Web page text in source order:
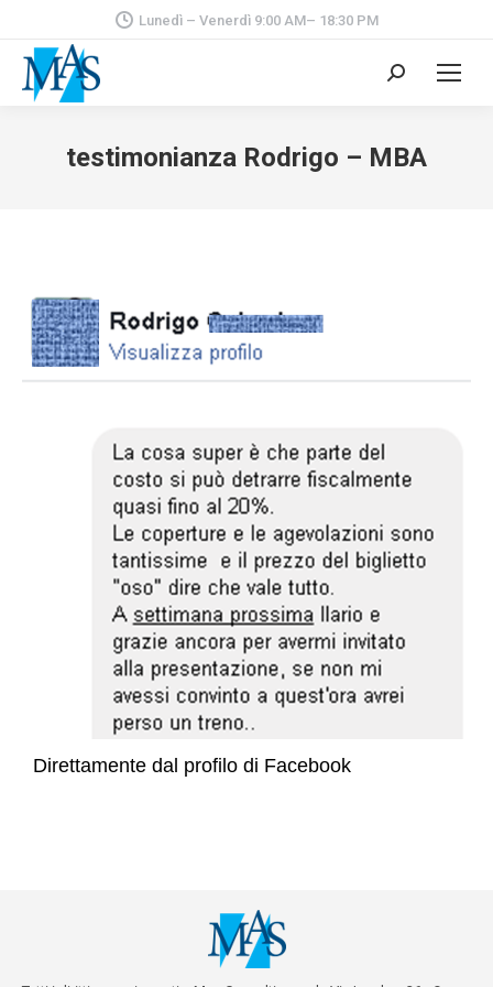
Lunedì – Venerdì 9:00 AM– 18:30 PM
Cerca:
testimonianza Rodrigo – MBA
Direttamente dal profilo di Facebook